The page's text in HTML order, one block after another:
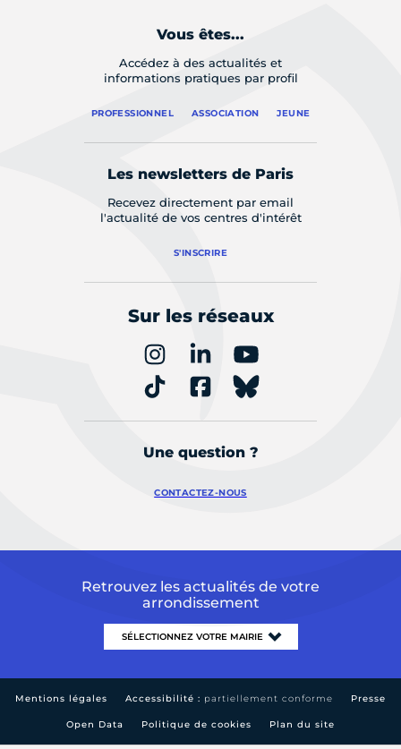
Vous êtes...
Accédez à des actualités et
informations pratiques par profil
PROFESSIONNEL ASSOCIATION JEUNE
Les newsletters de Paris
Recevez directement par email
l'actualité de vos centres d'intérêt
S'INSCRIRE
Sur les réseaux
Une question ?
CONTACTEZ-NOUS
Retrouvez les actualités de votre
arrondissement
Mentions légales Accessibilité : partiellement conforme Presse
Open Data Politique de cookies Plan du site